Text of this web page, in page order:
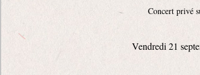
Concert privé
Vendredi 21